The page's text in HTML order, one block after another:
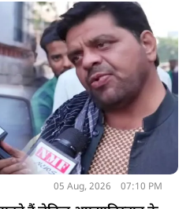
05 Aug, 2026 07:10 PM